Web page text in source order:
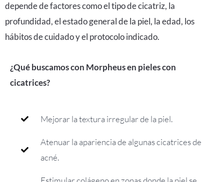
depende de factores como el tipo de cicatriz, la
profundidad, el estado general de la piel, la edad, los
hábitos de cuidado y el protocolo indicado.
¿Qué buscamos con Morpheus en pieles con
cicatrices?
Mejorar la textura irregular de la piel.
Atenuar la apariencia de algunas cicatrices de
acné.